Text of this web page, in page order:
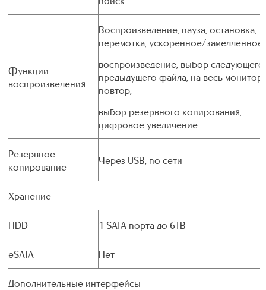
Функции
воспроизведения
Воспроизведение, пауза, остановка,
перемотка, ускоренное/замедленное
воспроизведение, выбор
предыдущего файла, на весь монитор,
повтор,
выбор резервного копирования,
цифровое увеличение
Резервное
копирование
Через USB, по сети
Хранение
HDD 1 SATA порта до 6TB
eSATA Нет
Дополнительные интерфейсы